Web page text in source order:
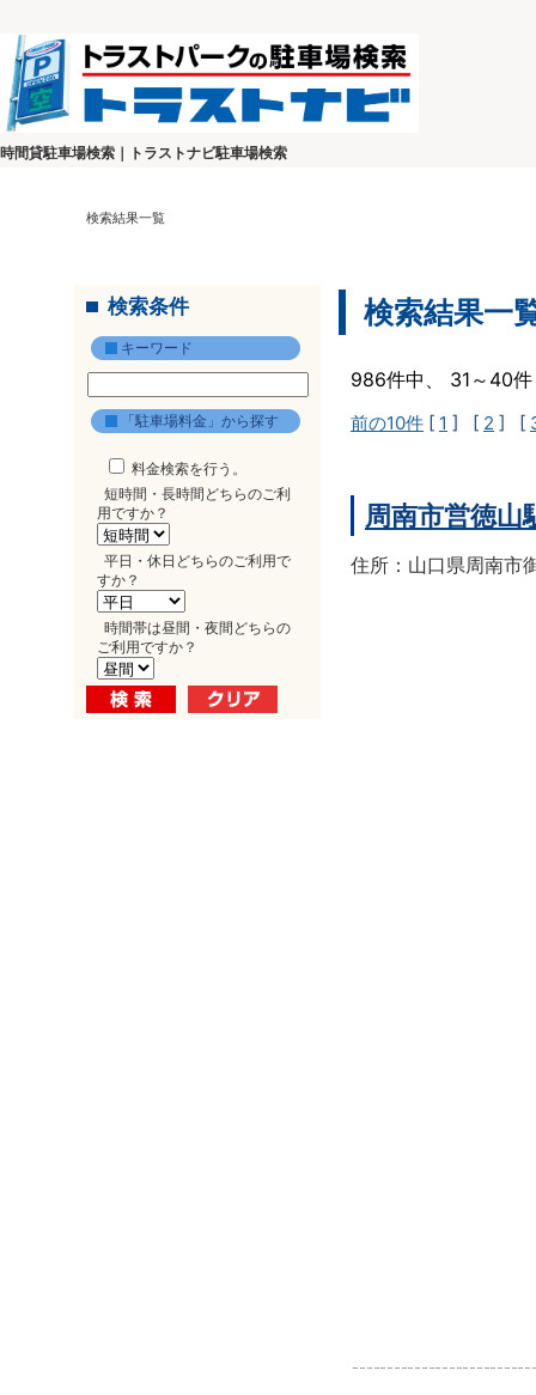
時間貸駐車場検索｜トラストナビ駐車場検索
検索結果一覧
検索条件
キーワード
「駐車場料金」から探す
料金検索を行う。
短時間・長時間どちらのご利
用ですか？
平日・休日どちらのご利用で
すか？
時間帯は昼間・夜間どちらの
ご利用ですか？
検索結果一
986件中、 31～40
前の10件 [ 1 ] [ 2 ] [
周南市営徳山
住所：山口県周南市